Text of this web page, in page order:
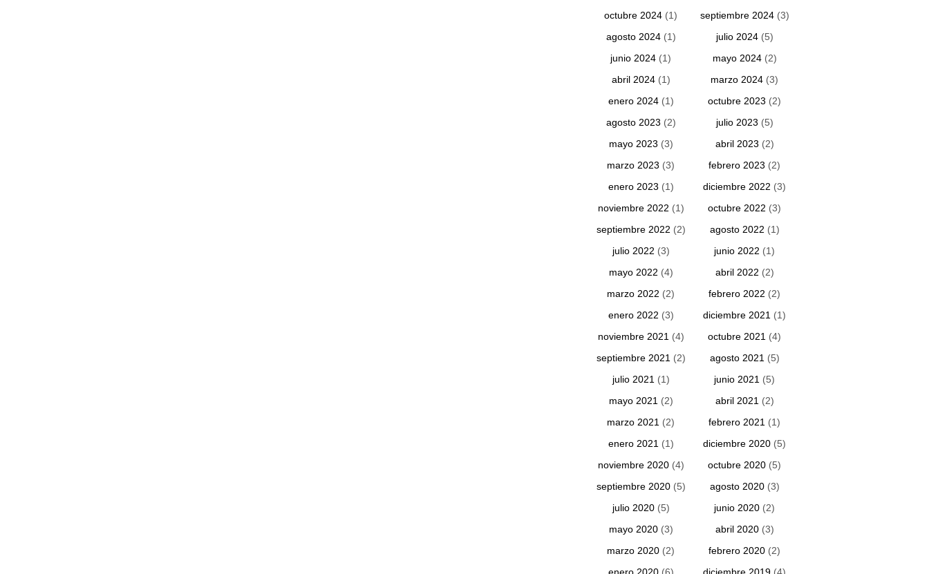
octubre 2024 (1) septiembre 2024(3)
agosto 2024(1) julio 2024(5)
junio 2024 (1) mayo 2024(2)
abril 2024(1) marzo 2024 (3)
enero 2024(1) octubre 2023 (2)
agosto 2023 (2) julio 2023 (5)
mayo 2023 (3) abril 2023 (2)
marzo 2023 (3) febrero 2023 (2)
enero 2023 (1) diciembre 2022 (3)
noviembre 2022 (1) octubre 2022 (3)
septiembre 2022 (2) agosto 2022 (1)
julio 2022 (3) junio 2022 (1)
mayo 2022 (4) abril 2022 (2)
marzo 2022 (2) febrero 2022 (2)
enero 2022 (3) diciembre 2021 (1)
noviembre 2021 (4) octubre 2021 (4)
septiembre 2021 (2) agosto 2021 (5)
julio 2021 (1) junio 2021 (5)
mayo 2021 (2) abril 2021 (2)
marzo 2021 (2) febrero 2021 (1)
enero 2021 (1) diciembre 2020 (5)
noviembre 2020(4) octubre 2020 (5)
septiembre 2020(5) agosto 2020(3)
julio 2020(5) junio 2020 (2)
mayo 2020(3) abril 2020(3)
marzo 2020 (2) febrero 2020 (2)